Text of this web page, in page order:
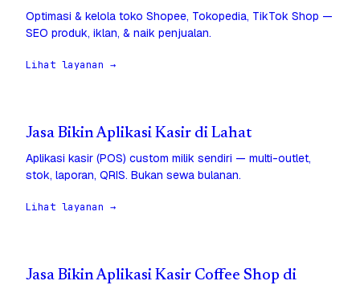
Optimasi & kelola toko Shopee, Tokopedia, TikTok Shop —
SEO produk, iklan, & naik penjualan.
Lihat layanan →
Jasa Bikin Aplikasi Kasir di Lahat
Aplikasi kasir (POS) custom milik sendiri — multi-outlet,
stok, laporan, QRIS. Bukan sewa bulanan.
Lihat layanan →
Jasa Bikin Aplikasi Kasir Coffee Shop di